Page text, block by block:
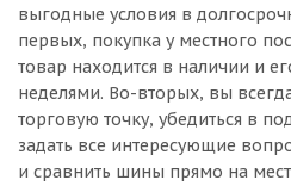
выгодные условия в
первых, покупка у местного
товар находится в наличии и
неделями. Во-вторых, вы
торговую точку, убедиться в
задать все интересующие
и сравнить шины прямо на